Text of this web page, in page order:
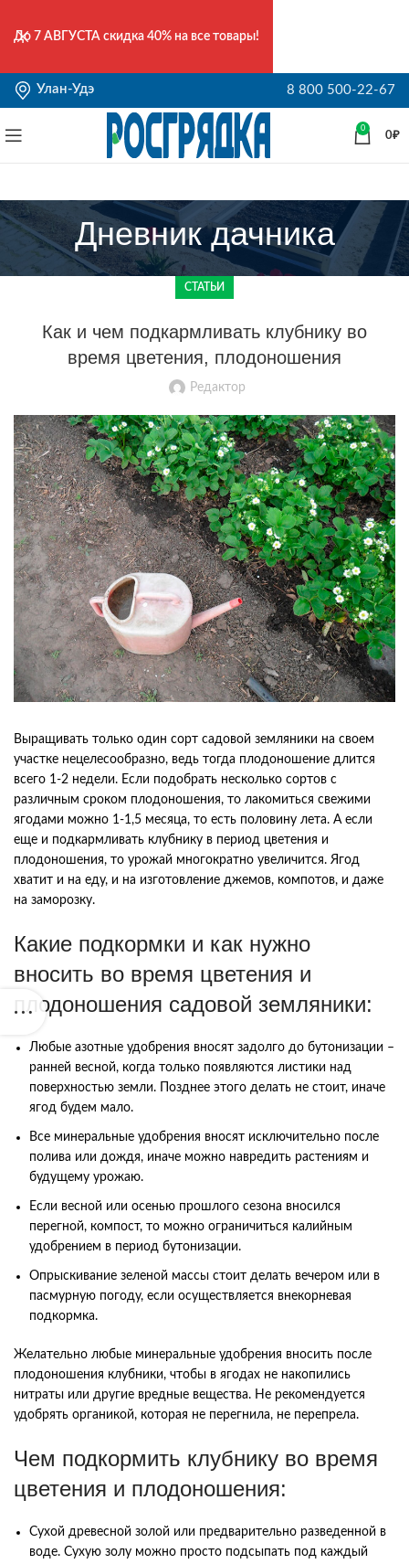
Улан-Удэ 8 800 500-22-67
0
0₽
Дневник дачника
СТАТЬИ
Как и чем подкармливать клубнику во
время цветения, плодоношения
Редактор
Выращивать только один сорт садовой земляники на своем
участке нецелесообразно, ведь тогда плодоношение длится
всего 1-2 недели. Если подобрать несколько сортов с
различным сроком плодоношения, то лакомиться свежими
ягодами можно 1-1,5 месяца, то есть половину лета. А если
еще и подкармливать клубнику в период цветения и
плодоношения, то урожай многократно увеличится. Ягод
хватит и на еду, и на изготовление джемов, компотов, и даже
на заморозку.
Какие подкормки и как нужно
вносить во время цветения и
плодоношения садовой земляники:
Любые азотные удобрения вносят задолго до бутонизации –
ранней весной, когда только появляются листики над
поверхностью земли. Позднее этого делать не стоит, иначе
ягод будем мало.
Все минеральные удобрения вносят исключительно после
полива или дождя, иначе можно навредить растениям и
будущему урожаю.
Если весной или осенью прошлого сезона вносился
перегной, компост, то можно ограничиться калийным
удобрением в период бутонизации.
Опрыскивание зеленой массы стоит делать вечером или в
пасмурную погоду, если осуществляется внекорневая
подкормка.
Желательно любые минеральные удобрения вносить после
плодоношения клубники, чтобы в ягодах не накопились
нитраты или другие вредные вещества. Не рекомендуется
удобрять органикой, которая не перегнила, не перепрела.
Чем подкормить клубнику во время
цветения и плодоношения:
Сухой древесной золой или предварительно разведенной в
воде. Сухую золу можно просто подсыпать под каждый
До 7 АВГУСТА скидка 40% на все товары!